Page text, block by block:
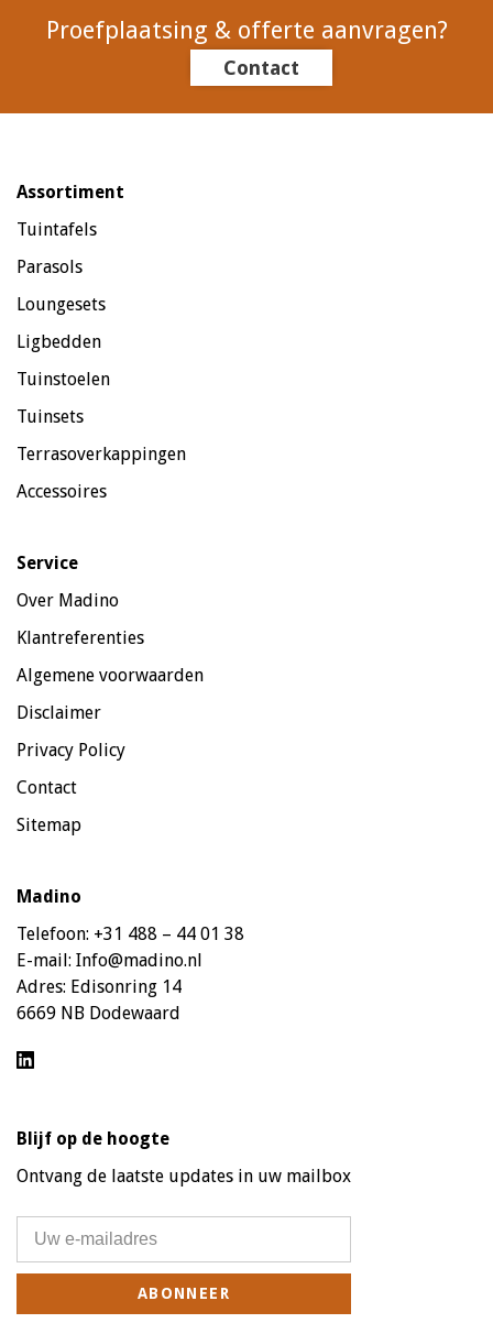
Proefplaatsing & offerte aanvragen?
Contact
Assortiment
Tuintafels
Parasols
Loungesets
Ligbedden
Tuinstoelen
Tuinsets
Terrasoverkappingen
Accessoires
Service
Over Madino
Klantreferenties
Algemene voorwaarden
Disclaimer
Privacy Policy
Contact
Sitemap
Madino
Telefoon: +31 488 – 44 01 38
E-mail: Info@madino.nl
Adres: Edisonring 14
6669 NB Dodewaard
Blijf op de hoogte
Ontvang de laatste updates in uw mailbox
ABONNEER